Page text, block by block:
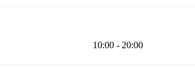
10:00 - 20:00